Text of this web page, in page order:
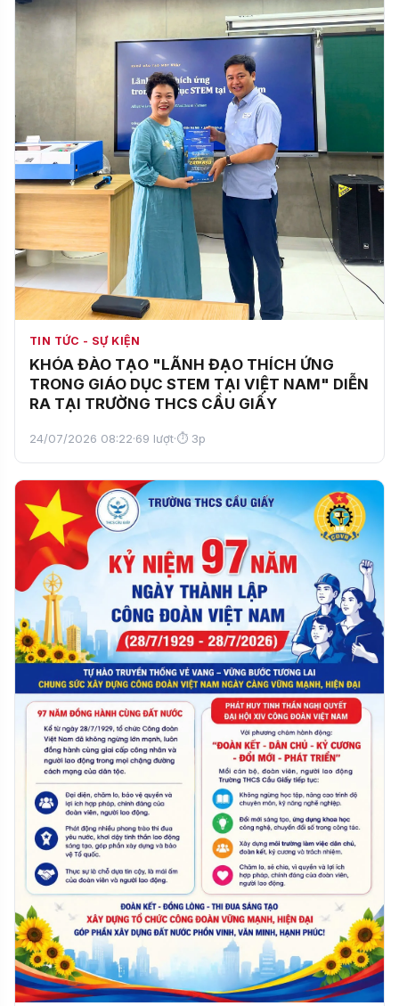
TIN TỨC - SỰ KIỆN
KHÓA ĐÀO TẠO "LÃNH ĐẠO THÍCH ỨNG
TRONG GIÁO DỤC STEM TẠI VIỆT NAM" DIỄN
RA TẠI TRƯỜNG THCS CẦU GIẤY
24/07/2026 08:22·69 lượt·⏱ 3p